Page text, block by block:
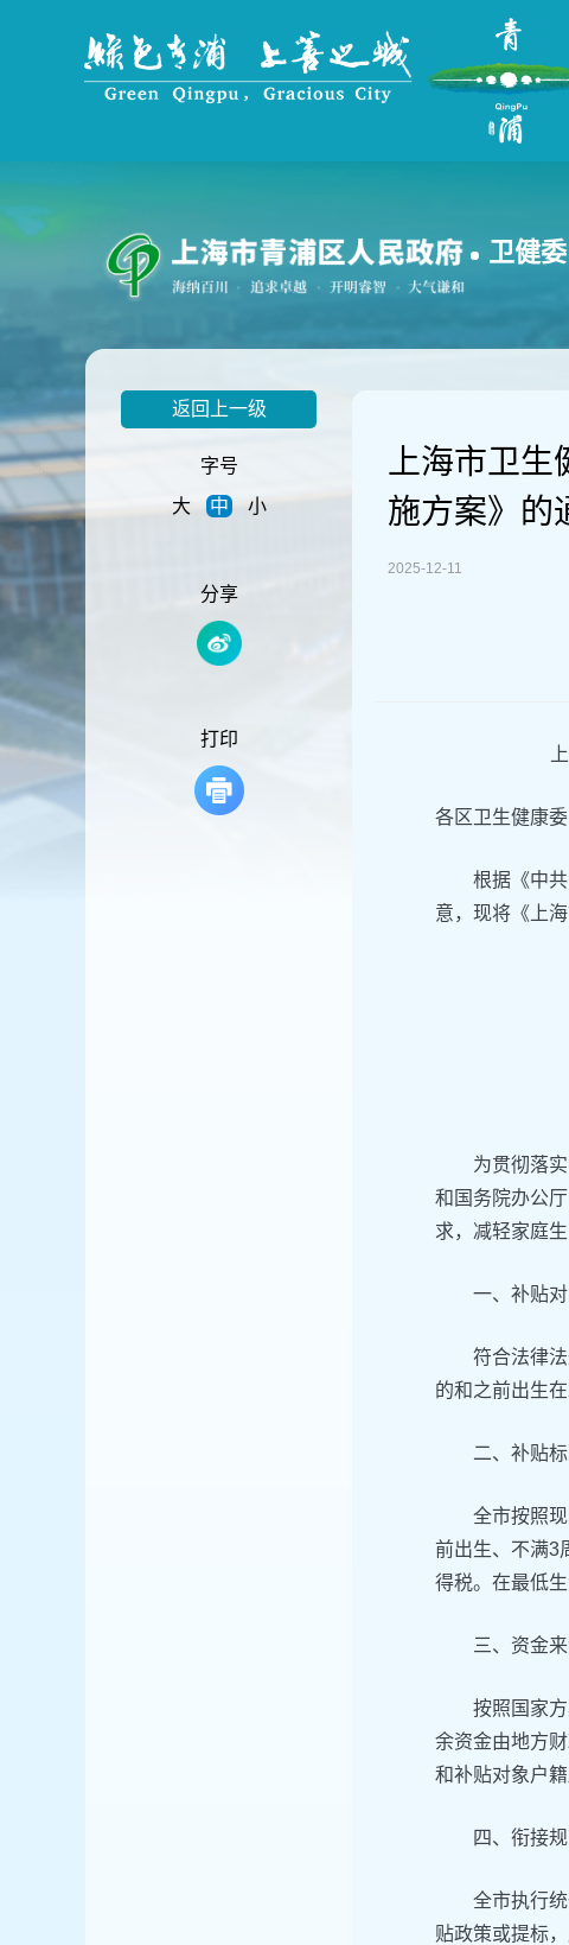
到
主
要
内
卫健委
返回上一级
字号
大
中 小
分享
打印
上海市卫
施方案》的
2025-12-11
各区卫生健康委
根据《中
意，现将《上
为贯彻落
和国务院办公
求，减轻家庭
一、补贴
符合法律
的和之前出生
二、补贴
全市按照
前出生、不满3
得税。在最低
三、资金
按照国家
余资金由地方
和补贴对象户
四、衔接
全市执行
贴政策或提标